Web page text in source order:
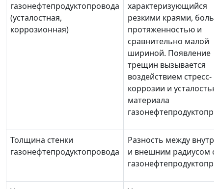
газонефтепродуктопровода
(усталостная,
коррозионная)
характеризующийся
резкими краями,
протяженностью и
сравнительно малой
шириной. Появление
трещин вызывается
воздействием стресс-
коррозии и усталостью
материала
Толщина стенки
газонефтепродуктопровода
Разность между
и внешним радиусом